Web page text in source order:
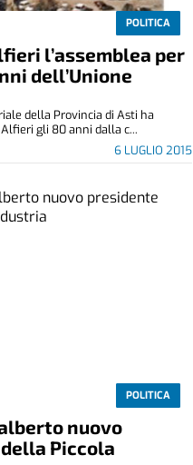
POLITICA
l’assemblea per
dell’Unione
6 LUGLIO 2015
della Provincia di Asti ha
gli 80 anni dalla c...
POLITICA
nuovo
Piccola